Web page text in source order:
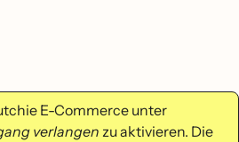
E-Commerce unter
verlangen zu aktivieren. Die